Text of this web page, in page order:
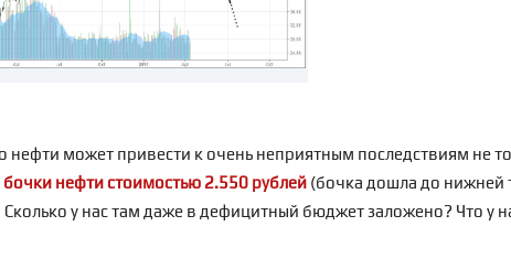
может привести к очень неприятным последствиям не
бочки нефти стоимостью 2.550 рублей (бочка дошла до нижней
у нас там даже в дефицитный бюджет заложено? Что у